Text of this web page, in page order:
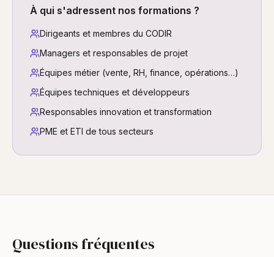
À qui s'adressent nos formations ?
Dirigeants et membres du CODIR
Managers et responsables de projet
Équipes métier (vente, RH, finance, opérations…)
Équipes techniques et développeurs
Responsables innovation et transformation
PME et ETI de tous secteurs
Questions fréquentes